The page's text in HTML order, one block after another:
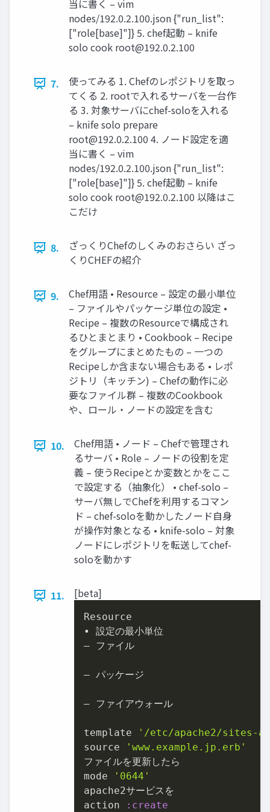
当に書く – vim
nodes/192.0.2.100.json {"run_list":
["role[base]"]} 5. chef起動 – knife
solo cook root@192.0.2.100
7.
使ってみる 1. Chefのレポジトリを取っ
てくる 2. rootで入れるサーバを一台作
る 3. 対象サーバにchef-soloを入れる
– knife solo prepare
root@192.0.2.100 4. ノード設定を適
当に書く – vim
nodes/192.0.2.100.json {"run_list":
["role[base]"]} 5. chef起動 – knife
solo cook root@192.0.2.100 以降はこ
こだけ
8.
ざっくりChefのしくみのおさらい ざっ
くりCHEFの紹介
9.
Chef用語 • Resource – 設定の最小単位
– ファイルやパッケージ単位の設定 •
Recipe – 複数のResourceで構成され
るひとまとまり • Cookbook – Recipe
をグループにまとめたもの – 一つの
Recipeしか含まない場合もある • レポ
ジトリ（キッチン) – Chefの動作に必
要なファイル群 – 複数のCookbook
や、ロール・ノードの設定を含む
10.
Chef用語 • ノード – Chefで管理され
るサーバ • Role – ノードの役割を定
義 – 使うRecipeとか変数とかをここ
で設定する（抽象化） • chef-solo –
サーバ無しでChefを利用するコマン
ド – chef-soloを動かしたノード自身
が操作対象となる • knife-solo – 対象
ノードにレポジトリを転送してchef-
soloを動かす
11. [beta]
Resource
• 設定の最小単位
– ファイル
– パッケージ
– ファイアウォール
template
'/etc/apache2/sites-
source
'www.example.jp.erb'
ファイルを更新したら
mode
'0644'
apache2サービスを
action
:create